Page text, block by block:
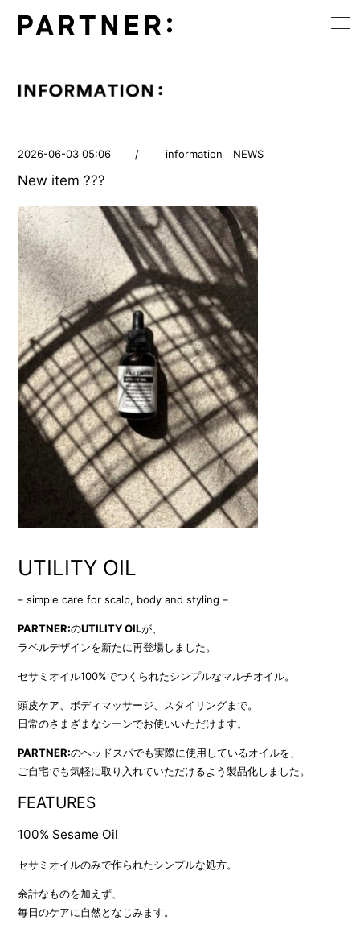
2026-06-03 05:06 / information NEWS
New item ???
UTILITY OIL
– simple care for scalp, body and styling –
PARTNER:のUTILITY OILが、
ラベルデザインを新たに再登場しました。
セサミオイル100%でつくられたシンプルなマルチオイル。
頭皮ケア、ボディマッサージ、スタイリングまで。
日常のさまざまなシーンでお使いいただけます。
PARTNER:のヘッドスパでも実際に使用しているオイルを、
ご自宅でも気軽に取り入れていただけるよう製品化しました。
FEATURES
100% Sesame Oil
セサミオイルのみで作られたシンプルな処方。
余計なものを加えず、
毎日のケアに自然となじみます。